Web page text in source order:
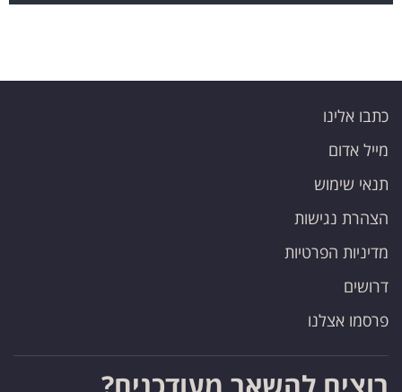
כתבו אלינו
מייל אדום
תנאי שימוש
הצהרת נגישות
מדיניות הפרטיות
דרושים
פרסמו אצלנו